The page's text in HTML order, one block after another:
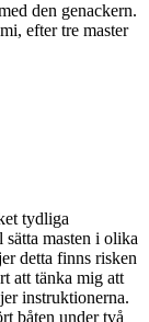
den genackern.
efter tre master
tydliga
masten i olika
detta finns risken
att tänka mig att
instruktionerna.
båten under två